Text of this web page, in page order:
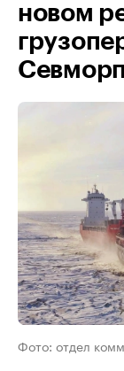
новом
Фото: отдел